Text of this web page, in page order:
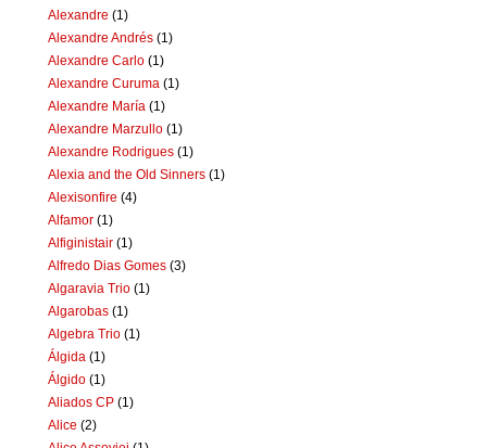
Alexandre (1)
Alexandre Andrés (1)
Alexandre Carlo (1)
Alexandre Curuma (1)
Alexandre María (1)
Alexandre Marzullo (1)
Alexandre Rodrigues (1)
Alexia and the Old Sinners (1)
Alexisonfire (4)
Alfamor (1)
Alfiginistair (1)
Alfredo Dias Gomes (3)
Algaravia Trio (1)
Algarobas (1)
Algebra Trio (1)
Álgida (1)
Álgido (1)
Aliados CP (1)
Alice (2)